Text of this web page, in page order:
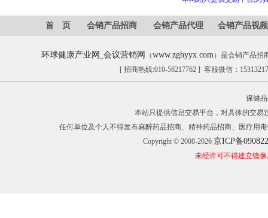
首 页 会销产品招商 会销产品代理 会销产品视频
环球健康产业网 会议营销网 （www.zghyyx.com）是会销产品招
[ 招商热线:010-56217762 ] 客服微信：
保健
本站只提供信息交易平台，对具体的交
任何单位及个人不得发布麻醉药品招商、精神药品招商、医疗用
Copyright © 2008-2026 京ICP备
未经许可不得建立镜